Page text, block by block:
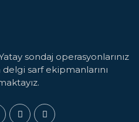
sondaj operasyonlarınız
sarf ekipmanlarını